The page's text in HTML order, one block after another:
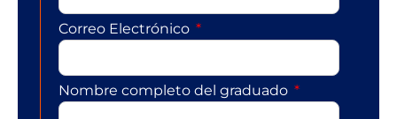
Correo Electrónico
Nombre completo del graduado